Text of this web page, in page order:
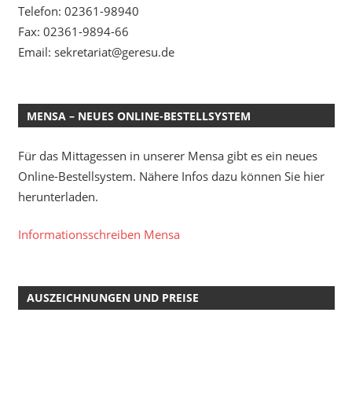
Telefon: 02361-98940
Fax: 02361-9894-66
Email: sekretariat@geresu.de
MENSA – NEUES ONLINE-BESTELLSYSTEM
Für das Mittagessen in unserer Mensa gibt es ein neues
Online-Bestellsystem. Nähere Infos dazu können Sie hier
herunterladen.
Informationsschreiben Mensa
AUSZEICHNUNGEN UND PREISE